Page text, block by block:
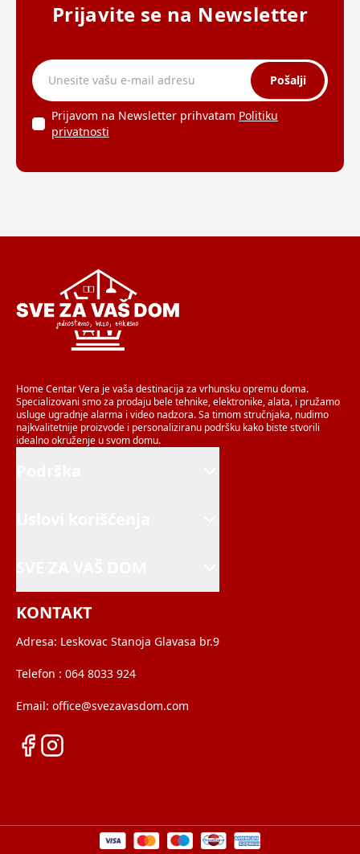
Prijavite se na Newsletter
Pošalji
Prijavom na Newsletter prihvatam Politiku
privatnosti
Home Centar Vera je vaša destinacija za vrhunsku opremu doma.
Specializovani smo za prodaju bele tehnike, elektronike, alata, i pružamo
usluge ugradnje alarma i video nadzora. Sa timom stručnjaka, nudimo
najkvalitetnije proizvode i personaliziranu podršku kako biste stvorili
idealno okruženje u svom domu.
KONTAKT
Adresa: Leskovac Stanoja Glavasa br.9
Telefon : 064 8033 924
Email: office@svezavasdom.com